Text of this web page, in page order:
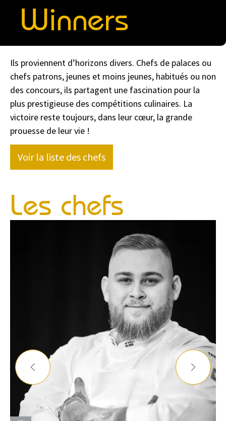
Winners
Ils proviennent d’horizons divers. Chefs de palaces ou
chefs patrons, jeunes et moins jeunes, habitués ou non
des concours, ils partagent une fascination pour la
plus prestigieuse des compétitions culinaires. La
victoire reste toujours, dans leur cœur, la grande
prouesse de leur vie !
Voir la liste des chefs
Les chefs